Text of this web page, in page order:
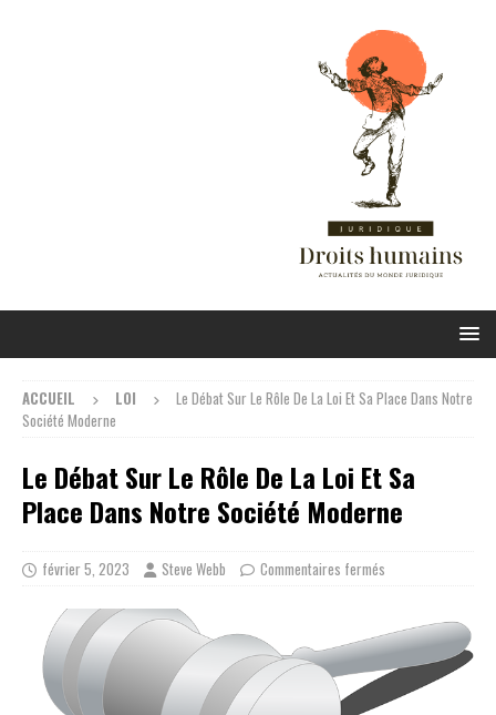
ACCUEIL LOI
Le Débat Sur Le Rôle De La Loi Et Sa Place Dans Notre
Société Moderne
Le Débat Sur Le Rôle De La Loi Et Sa
Place Dans Notre Société Moderne
février 5, 2023 Steve Webb Commentaires fermés